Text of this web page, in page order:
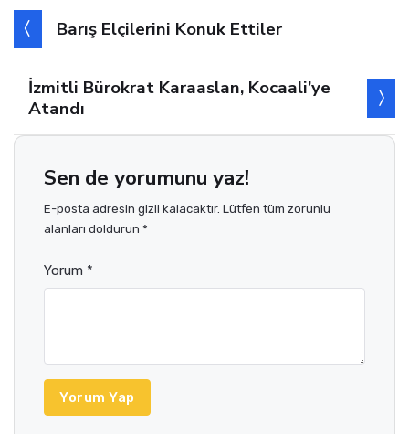
Barış Elçilerini Konuk Ettiler
İzmitli Bürokrat Karaaslan, Kocaali’ye
Atandı
Sen de yorumunu yaz!
E-posta adresin gizli kalacaktır. Lütfen tüm zorunlu
alanları doldurun *
Yorum *
Yorum Yap